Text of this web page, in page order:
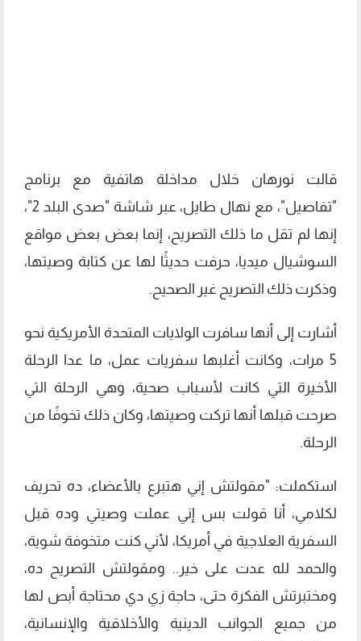
قالت نورهان خلال مداخلة هاتفية مع برنامج
"تفاصيل"، مع نهال طايل، عبر شاشة "صدى البلد 2"،
إنها لم تقل ما ذلك التصريح، إنما بعض بعض مواقع
السوشيال ميديا، حرفت حديثًا لها عن كتابة وصيتها،
وذكرت ذلك التصريح غير الصحيح.
أشارت إلى أنها سافرت الولايات المتحدة الأمريكية نحو
5 مرات، وكانت أغلبها سفريات عمل، ما عدا الرحلة
الأخيرة التي كانت لأسباب صحية، وهي الرحلة التي
صرحت قبلها أنها تركت وصيتها، وكان ذلك تخوفًا من
الرحلة.
استكملت: "مقولتش إني هتبرع بالأعضاء، ده تحريف
لكلامي، أنا قولت بس إني عملت وصيتي وده قبل
السفرية العلاجية في أمريكا، لأني كنت متخوفة شوية،
والحمد لله عدت على خير.. ومقولتش التصريح ده،
ومختبرتش الفكرة حتى، حاجة زي دي محتاجة أبص لها
من جميع الجوانب الدينية والأخلاقية والإنسانية،